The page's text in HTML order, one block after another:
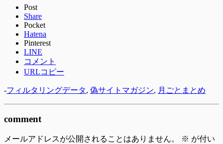
Post
Share
Pocket
Hatena
Pinterest
LINE
コメント
URLコピー
-フィルタリングデータ, 偽サイトマガジン, 月ごとまとめ
comment
メールアドレスが公開されることはありません。 ※ が付い